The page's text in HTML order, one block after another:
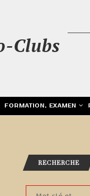
Clubs
FORMATION, EXAMEN
RECHERCHE